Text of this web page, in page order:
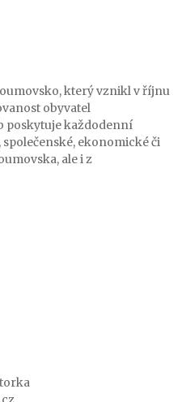
který vznikl v říjnu
obyvatel
poskytuje každodenní
ekonomické či
ale i z